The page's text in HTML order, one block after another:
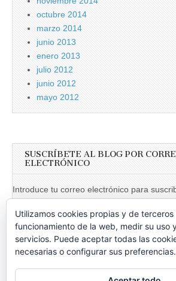
octubre 2014
marzo 2014
junio 2013
enero 2013
julio 2012
junio 2012
mayo 2012
SUSCRÍBETE AL BLOG POR
ELECTRÓNICO
Introduce tu correo electrónico para
Dirección
de
email
Utilizamos cookies propias y de
funcionamiento de la web, medir su uso
servicios. Puede aceptar todas las
necesarias o configurar sus preferencias.